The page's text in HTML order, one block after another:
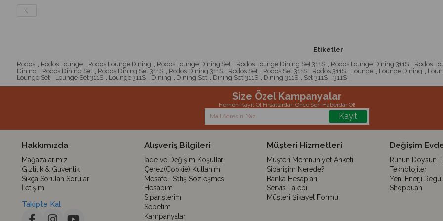
Etiketler
Rodos
Rodos Lounge Rodos Lounge Dining Rodos Lounge Dining Set Rodos Lounge Dining Set 311S Rodos Lounge Dining 311S
Rodos
Dining
Rodos Dining Set Rodos Dining Set 311S Rodos Dining 311S Rodos Set Rodos Set 311S Rodos 311S Lounge Lounge Dining
Lounge Set
Lounge Set 311S Lounge 311S Dining Dining Set Dining Set 311S Dining 311S Set 311S 311S
Size Özel Kampanyalar
Hemen Kayıt Ol Fırsatlardan Önce Sen Haberdar Ol!
Kayıt
Hakkımızda
Mağazalarımız
Gizlilik & Güvenlik
Sıkça Sorulan Sorular
İletişim
Takipte Kal
Alışveriş Bilgileri
İade ve Değişim Koşulları
Çerez(Cookie) Kullanımı
Mesafeli Satış Sözleşmesi
Hesabım
Siparişlerim
Sepetim
Kampanyalar
Müşteri Hizmetleri
Müşteri Memnuniyet Anketi
Siparişim Nerede?
Banka Hesapları
Servis Talebi
Müşteri Şikayet Formu
Değişim
Ruhun Doysun
Teknolojiler
Yeni Enerji
Shoppuan